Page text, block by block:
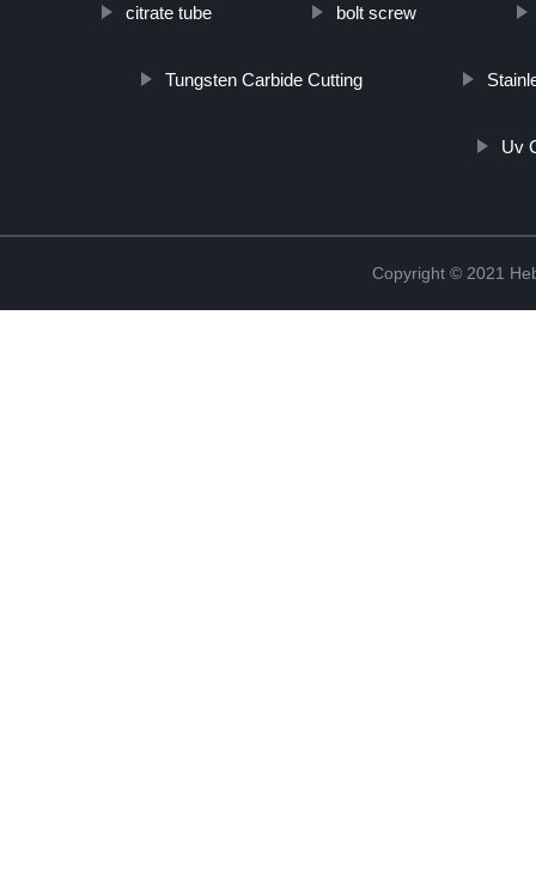
citrate tube bolt screw
Tungsten Carbide Cutting
Uv
Copyright © 2021